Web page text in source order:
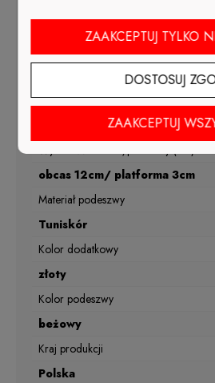
Materiał wkładki
Tęgość
Wysokość obcasa/platformy (cm)
obcas 12cm/ platforma 3cm
Materiał podeszwy
Tuniskór
Kolor dodatkowy
złoty
Kolor podeszwy
beżowy
Kraj produkcji
Polska
ZAAKCEPTUJ TYLKO
DOSTOSUJ
ZAAKCEPTUJ